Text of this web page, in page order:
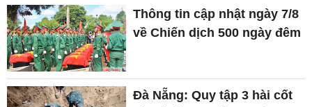
Thông tin cập nhật ngày 7/8
về Chiến dịch 500 ngày đêm
Đà Nẵng: Quy tập 3 hài cốt